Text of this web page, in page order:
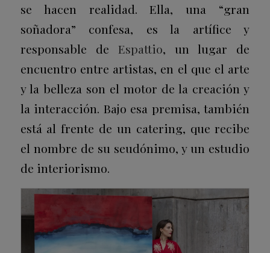
se hacen realidad. Ella, una “gran
soñadora” confesa, es la artífice y
responsable de Espattio, un lugar de
encuentro entre artistas, en el que el arte
y la belleza son el motor de la creación y
la interacción. Bajo esa premisa, también
está al frente de un catering, que recibe
el nombre de su seudónimo, y un estudio
de interiorismo.